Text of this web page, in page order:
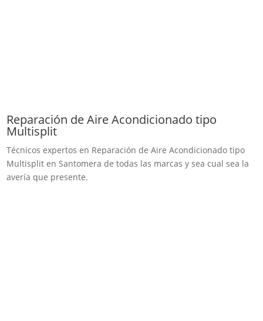
Reparación de Aire Acondicionado tipo
Multisplit
Técnicos expertos en Reparación de Aire Acondicionado tipo
Multisplit en Santomera de todas las marcas y sea cual sea la
avería que presente.